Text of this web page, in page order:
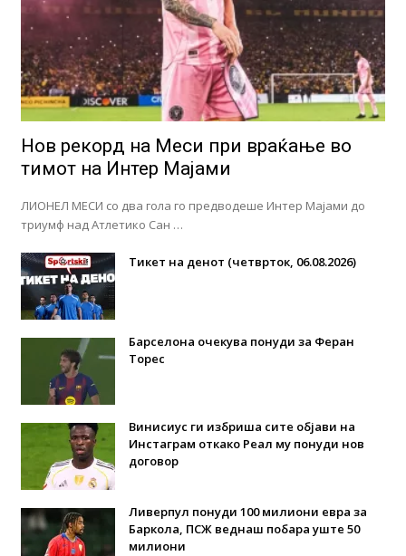
Нов рекорд на Меси при враќање во
тимот на Интер Мајами
ЛИОНЕЛ МЕСИ со два гола го предводеше Интер Мајами до
триумф над Атлетико Сан …
Тикет на денот (четврток, 06.08.2026)
Барселона очекува понуди за Феран
Торес
Винисиус ги избриша сите објави на
Инстаграм откако Реал му понуди нов
договор
Ливерпул понуди 100 милиони евра за
Баркола, ПСЖ веднаш побара уште 50
милиони